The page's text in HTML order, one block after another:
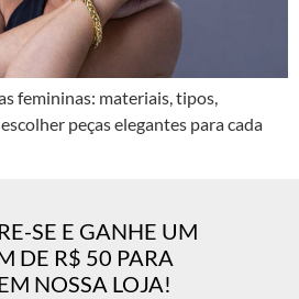
femininas: materiais, tipos,
peças elegantes para cada
SE E GANHE UM
DE R$ 50 PARA
NOSSA LOJA!